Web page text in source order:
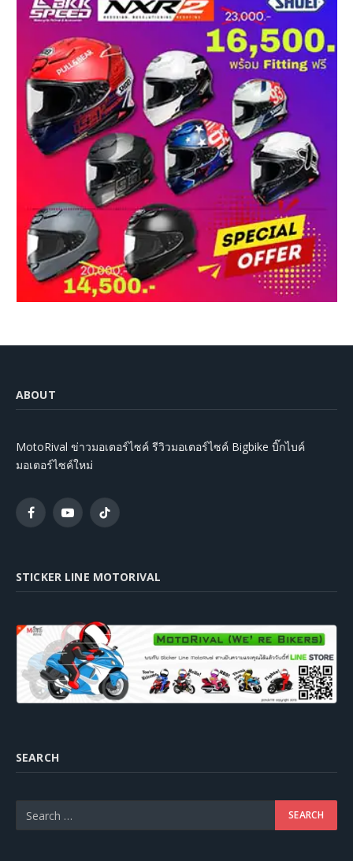
ABOUT
MotoRival ข่าวมอเตอร์ไซค์ รีวิวมอเตอร์ไซค์ Bigbike บิ๊กไบค์
มอเตอร์ไซค์ใหม่
FacebookYouTubeTikTok
STICKER LINE MOTORIVAL
SEARCH